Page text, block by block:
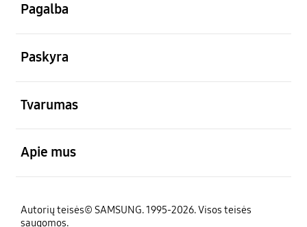
Pagalba
Paskyra
Tvarumas
Apie mus
Autorių teisės© SAMSUNG. 1995-2026. Visos teisės
saugomos.